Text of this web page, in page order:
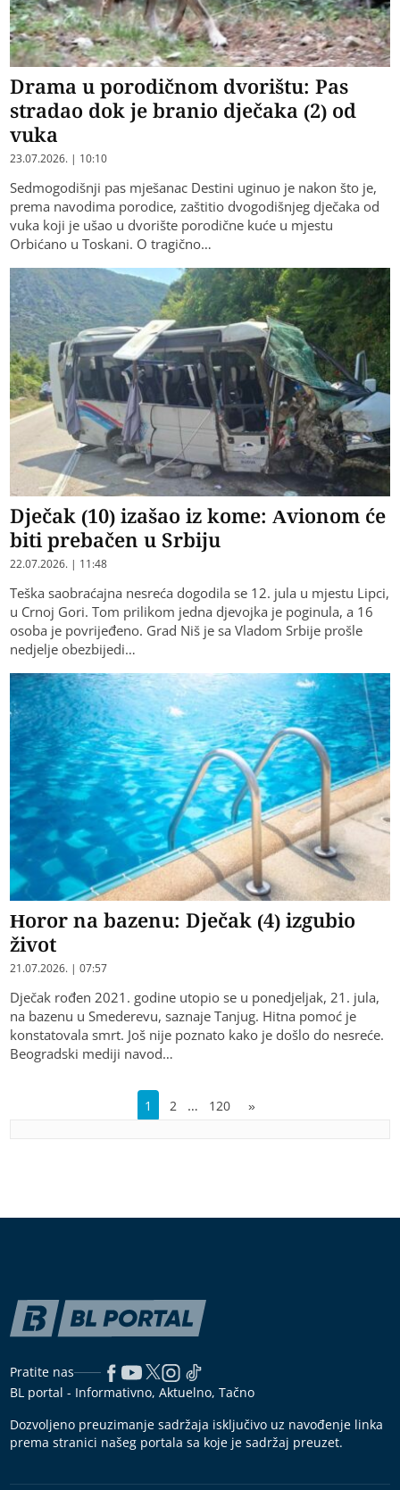
Drama u porodičnom dvorištu: Pas
stradao dok je branio dječaka (2) od
vuka
23.07.2026. | 10:10
Sedmogodišnji pas mješanac Destini uginuo je nakon što je,
prema navodima porodice, zaštitio dvogodišnjeg dječaka od
vuka koji je ušao u dvorište porodične kuće u mjestu
Orbićano u Toskani. O tragično…
Dječak (10) izašao iz kome: Avionom će
biti prebačen u Srbiju
22.07.2026. | 11:48
Teška saobraćajna nesreća dogodila se 12. jula u mjestu Lipci,
u Crnoj Gori. Tom prilikom jedna djevojka je poginula, a 16
osoba je povrijeđeno. Grad Niš je sa Vladom Srbije prošle
nedjelje obezbijedi…
Horor na bazenu: Dječak (4) izgubio
život
21.07.2026. | 07:57
Dječak rođen 2021. godine utopio se u ponedjeljak, 21. jula,
na bazenu u Smederevu, saznaje Tanjug. Hitna pomoć je
konstatovala smrt. Još nije poznato kako je došlo do nesreće.
Beogradski mediji navod…
1 2 … 120 »
Pratite nas
BL portal - Informativno, Aktuelno, Tačno
Dozvoljeno preuzimanje sadržaja isključivo uz navođenje linka
prema stranici našeg portala sa koje je sadržaj preuzet.